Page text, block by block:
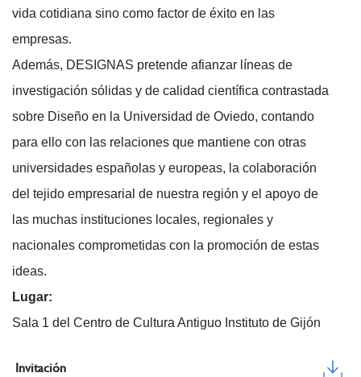
vida cotidiana sino como factor de éxito en las
empresas.
Además, DESIGNAS pretende afianzar líneas de
investigación sólidas y de calidad científica contrastada
sobre Diseño en la Universidad de Oviedo, contando
para ello con las relaciones que mantiene con otras
universidades españolas y europeas, la colaboración
del tejido empresarial de nuestra región y el apoyo de
las muchas instituciones locales, regionales y
nacionales comprometidas con la promoción de estas
ideas.
Lugar:
Sala 1 del Centro de Cultura Antiguo Instituto de Gijón
Invitación